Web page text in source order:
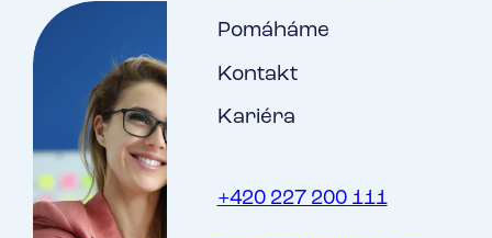
Pomáháme
Kontakt
Kariéra
+420 227 200 111